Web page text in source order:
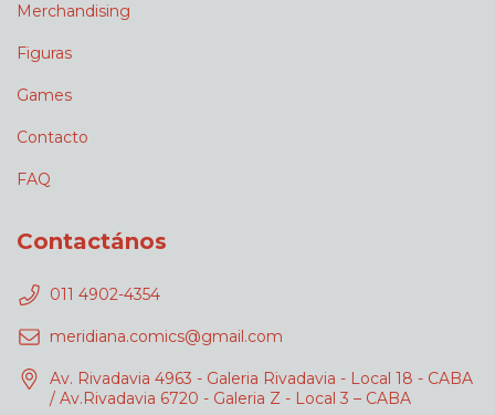
Merchandising
Figuras
Games
Contacto
FAQ
Contactános
011 4902-4354
meridiana.comics@gmail.com
Av. Rivadavia 4963 - Galeria Rivadavia - Local 18 - CABA
/ Av.Rivadavia 6720 - Galeria Z - Local 3 – CABA